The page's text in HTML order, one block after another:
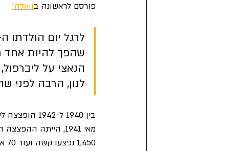
פורסם לראשונה בוואלה!
שהפך להיות אחד
הנאצי על
לנון, הרבה לפני